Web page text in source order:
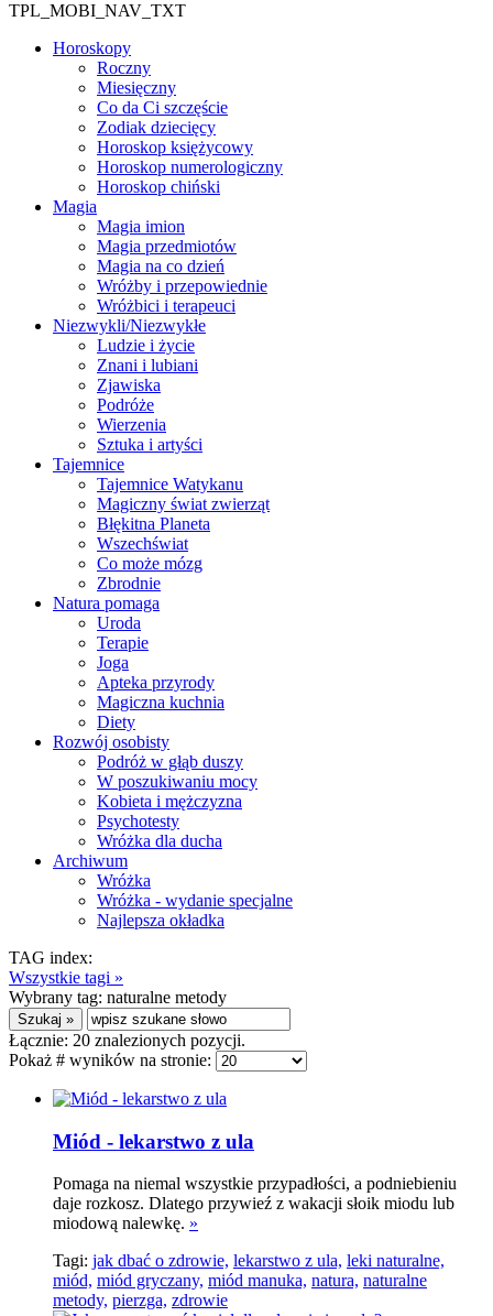
TPL_MOBI_NAV_TXT
Horoskopy
Roczny
Miesięczny
Co da Ci szczęście
Zodiak dziecięcy
Horoskop księżycowy
Horoskop numerologiczny
Horoskop chiński
Magia
Magia imion
Magia przedmiotów
Magia na co dzień
Wróżby i przepowiednie
Wróżbici i terapeuci
Niezwykli/Niezwykłe
Ludzie i życie
Znani i lubiani
Zjawiska
Podróże
Wierzenia
Sztuka i artyści
Tajemnice
Tajemnice Watykanu
Magiczny świat zwierząt
Błękitna Planeta
Wszechświat
Co może mózg
Zbrodnie
Natura pomaga
Uroda
Terapie
Joga
Apteka przyrody
Magiczna kuchnia
Diety
Rozwój osobisty
Podróż w głąb duszy
W poszukiwaniu mocy
Kobieta i mężczyzna
Psychotesty
Wróżka dla ducha
Archiwum
Wróżka
Wróżka - wydanie specjalne
Najlepsza okładka
TAG index:
Wszystkie tagi »
Wybrany tag: naturalne metody
Łącznie: 20 znalezionych pozycji.
Pokaż # wyników na stronie:
Miód - lekarstwo z ula
Pomaga na niemal wszystkie przypadłości, a podniebieniu
daje rozkosz. Dlatego przywieź z wakacji słoik miodu lub
miodową nalewkę. »
Tagi: jak dbać o zdrowie, lekarstwo z ula, leki naturalne,
miód, miód gryczany, miód manuka, natura, naturalne
metody, pierzga, zdrowie